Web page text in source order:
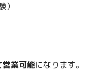
）
営業可能になります。